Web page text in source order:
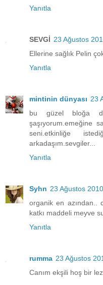
Yanıtla
SEVGİ 23 Ağustos
Ellerine sağlık Pelin
Yanıtla
mintinin dünyası 23
bu güzel bloğa
şaşıyorum.emeğine
seni.etkinliğe
arkadaşım.sevgiler...
Yanıtla
Syhn 23 Ağustos
organik en azından..
katkı maddeli meyve
Yanıtla
rumma 23 Ağustos
Canım ekşili hoş bir